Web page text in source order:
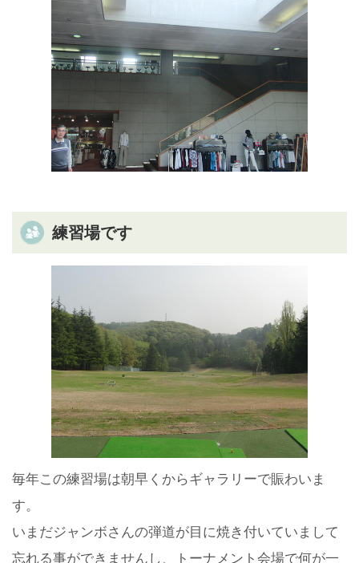
練習場です
毎年この練習場は朝早くからギャラリーで賑わいま
す。
いまだジャンボさんの弾道が目に焼き付いていまして
忘れる事ができませんし、トーナメント会場で何が一